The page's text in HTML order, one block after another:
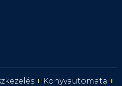
Könyvautomata